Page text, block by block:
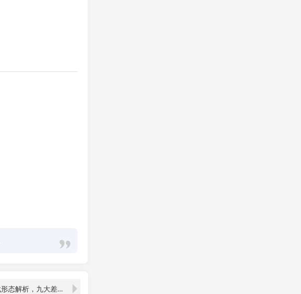
品牌定位战略课，四种商战形态解析，九大差异化定位维度